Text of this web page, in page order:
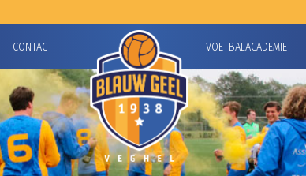
CONTACT VOETBALACADEMIE